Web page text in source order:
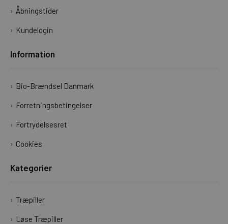
Åbningstider
Kundelogin
Information
Bio-Brændsel Danmark
Forretningsbetingelser
Fortrydelsesret
Cookies
Kategorier
Træpiller
Løse Træpiller